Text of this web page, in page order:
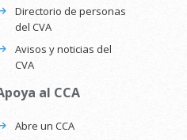
Directorio de personas
del CVA
Avisos y noticias del
CVA
al CCA
Abre un CCA